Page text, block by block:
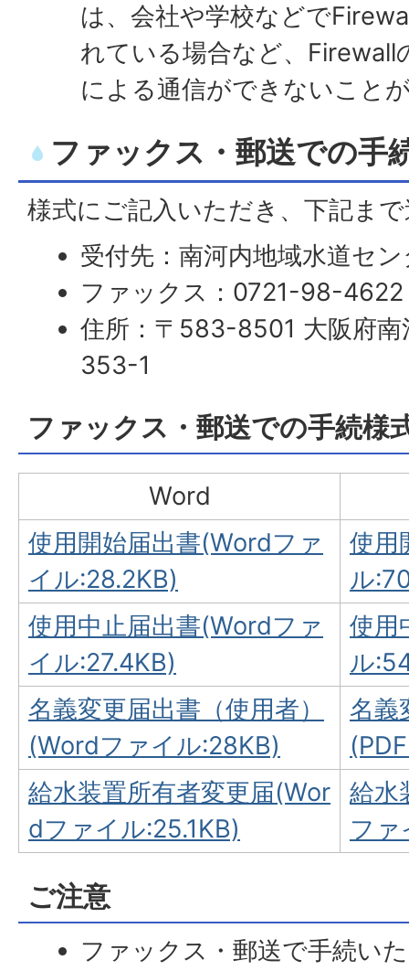
は、会社や学校などで
れている場合など、Firewall
による通信ができないこと
ファックス・郵送での手
様式にご記入いただき、下記ま
受付先：南河内地域水道セ
ファックス：0721-98-4622
住所：〒583-8501 大阪府南
353-1
ファックス・郵送での手続様
Word
使用開始届出書(Wordファ
イル:28.2KB)
使用
ル
使用中止届出書(Wordファ
イル:27.4KB)
使用
ル
名義変更届出書（使用者）
(Wordファイル:28KB)
名義
給水装置所有者変更届(Wor
dファイル:25.1KB)
給水
ファ
ご注意
ファックス・郵送で手続い